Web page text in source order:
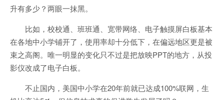
升有多少？两眼一抹黑。
比如，校校通、班班通、宽带网络、电子触摸屏白板基本
在各地中小学铺开了，使用率却十分低下，在偏远地区更是被
束之高阁。唯一明显的变化只不过是把放映PPT的地方，从投
影仪改成了电子白板。
不止国内，美国中小学在20年前就已达成100%联网，生